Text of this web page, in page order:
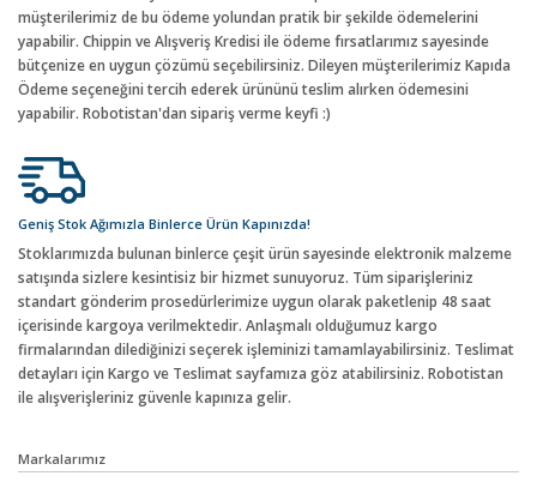
müşterilerimiz de bu ödeme yolundan pratik bir şekilde ödemelerini
yapabilir. Chippin ve Alışveriş Kredisi ile ödeme fırsatlarımız sayesinde
bütçenize en uygun çözümü seçebilirsiniz. Dileyen müşterilerimiz Kapıda
Ödeme seçeneğini tercih ederek ürününü teslim alırken ödemesini
yapabilir. Robotistan'dan sipariş verme keyfi :)
Geniş Stok Ağımızla Binlerce Ürün Kapınızda!
Stoklarımızda bulunan binlerce çeşit ürün sayesinde elektronik malzeme
satışında sizlere kesintisiz bir hizmet sunuyoruz. Tüm siparişleriniz
standart gönderim prosedürlerimize uygun olarak paketlenip 48 saat
içerisinde kargoya verilmektedir. Anlaşmalı olduğumuz kargo
firmalarından dilediğinizi seçerek işleminizi tamamlayabilirsiniz. Teslimat
detayları için Kargo ve Teslimat sayfamıza göz atabilirsiniz. Robotistan
ile alışverişleriniz güvenle kapınıza gelir.
Markalarımız